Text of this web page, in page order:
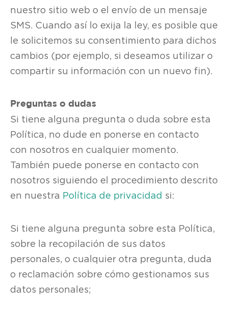
nuestro sitio web o el envío de un mensaje
SMS. Cuando así lo exija la ley, es posible que
le solicitemos su consentimiento para dichos
cambios (por ejemplo, si deseamos utilizar o
compartir su información con un nuevo fin).
Preguntas o dudas
Si tiene alguna pregunta o duda sobre esta
Política, no dude en ponerse en contacto
con nosotros en cualquier momento.
También puede ponerse en contacto con
nosotros siguiendo el procedimiento descrito
en nuestra Política de privacidad si:
Si tiene alguna pregunta sobre esta Política,
sobre la recopilación de sus datos
personales, o cualquier otra pregunta, duda
o reclamación sobre cómo gestionamos sus
datos personales;